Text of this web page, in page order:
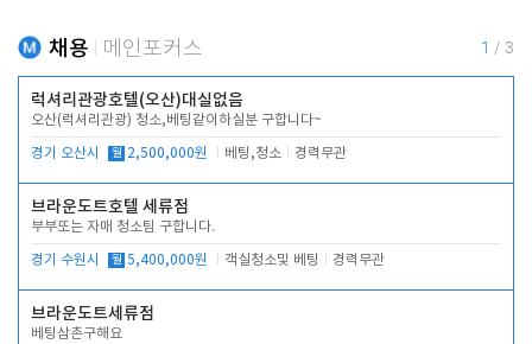
채용 메인포커스 1 / 3
럭셔리관광호텔(오산)대실없음
오산(럭셔리관광) 청소,베팅같이하실분 구합니다~
경기 오산시 월 2,500,000원 베팅,청소 경력무관
브라운도트호텔 세류점
부부또는 자매 청소팀 구합니다.
경기 수원시 월 5,400,000원 객실청소및 베팅 경력무관
브라운도트세류점
베팅삼촌구해요